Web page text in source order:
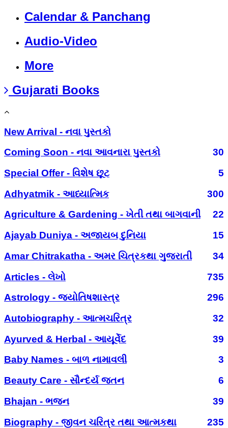
Calendar & Panchang
Audio-Video
More
Gujarati Books
New Arrival - નવા પુસ્તકો
Coming Soon - નવા આવનારા પુસ્તકો
30
Special Offer - વિશેષ છૂટ
5
Adhyatmik - આધ્યાત્મિક
300
Agriculture & Gardening - ખેતી તથા બાગવાની
22
Ajayab Duniya - અજાયબ દુનિયા
15
Amar Chitrakatha - અમર ચિત્રકથા ગુજરાતી
34
Articles - લેખો
735
Astrology - જ્યોતિષશાસ્ત્ર
296
Autobiography - આત્મચરિત્ર
32
Ayurved & Herbal - આયૂર્વેદ
39
Baby Names - બાળ નામાવલી
3
Beauty Care - સૌન્દર્ય જતન
6
Bhajan - ભજન
39
Biography - જીવન ચરિત્ર તથા આત્મકથા
235